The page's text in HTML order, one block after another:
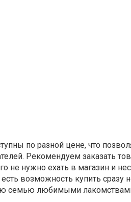
по разной цене, что
Рекомендуем заказать
не нужно ехать в магазин и
возможность купить сразу
семью любимыми